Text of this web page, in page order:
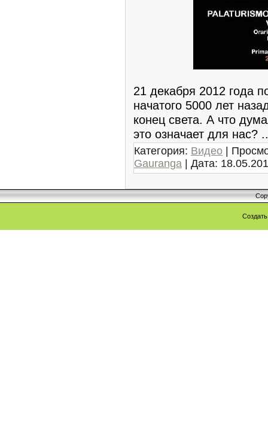
21 декабря 2012 года
начатого 5000 лет
конец света. А что
это означает для нас?
Категория: Видео |
Gauranga | Дата: